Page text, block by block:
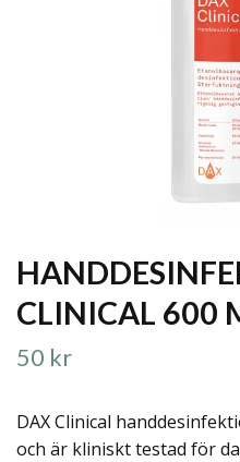
CLINICAL 600
50 kr
DAX Clinical
och är kliniskt testad för